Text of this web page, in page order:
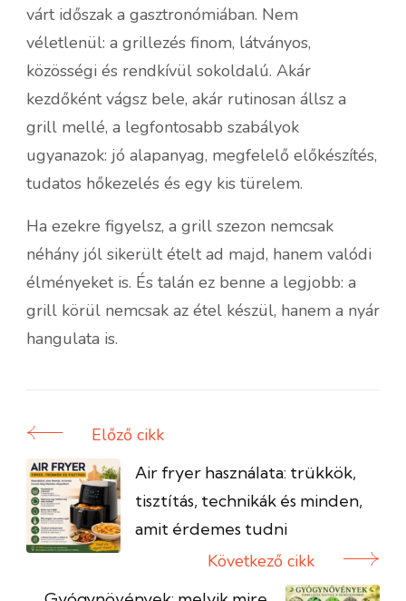
várt időszak a gasztronómiában. Nem
véletlenül: a grillezés finom, látványos,
közösségi és rendkívül sokoldalú. Akár
kezdőként vágsz bele, akár rutinosan állsz a
grill mellé, a legfontosabb szabályok
ugyanazok: jó alapanyag, megfelelő előkészítés,
tudatos hőkezelés és egy kis türelem.
Ha ezekre figyelsz, a grill szezon nemcsak
néhány jól sikerült ételt ad majd, hanem valódi
élményeket is. És talán ez benne a legjobb: a
grill körül nemcsak az étel készül, hanem a nyár
hangulata is.
Bejegyzés
navigáció
Előző cikk
Air fryer használata: trükkök,
tisztítás, technikák és minden,
amit érdemes tudni
Következő cikk